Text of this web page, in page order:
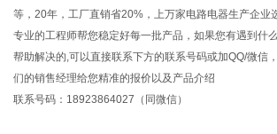
等，20年，工厂直销省20%，上万家电路电器生产企业
专业的工程师帮您稳定好每一批产品，如果您有遇到什
帮助解决的,可以直接联系下方的联系号码或加QQ/微信
们的销售经理给您精准的报价以及产品介绍
联系号码：18923864027（同微信）